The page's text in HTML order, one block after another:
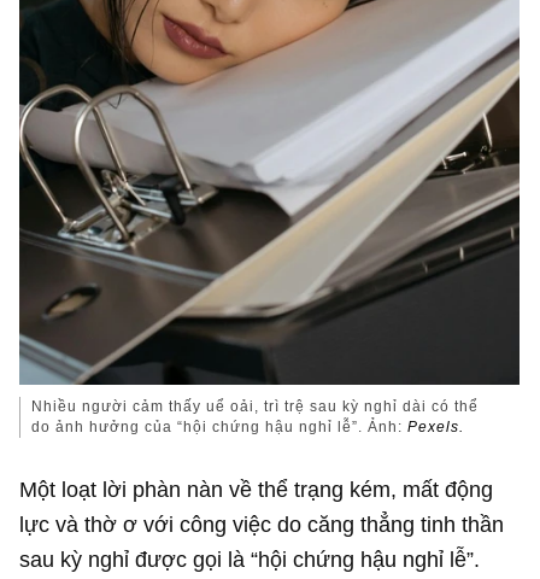
Nhiều người cảm thấy uể oải, trì trệ sau kỳ nghỉ dài có thể
do ảnh hưởng của “hội chứng hậu nghỉ lễ”. Ảnh:Pexels.
Một loạt lời phàn nàn về thể trạng kém, mất động
lực và thờ ơ với công việc do căng thẳng tinh thần
sau kỳ nghỉ được gọi là “hội chứng hậu nghỉ lễ”.